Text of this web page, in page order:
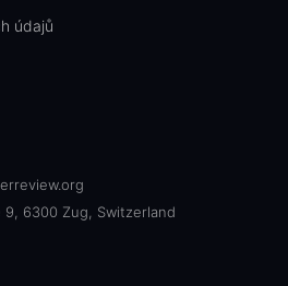
údajů
6300 Zug, Switzerland